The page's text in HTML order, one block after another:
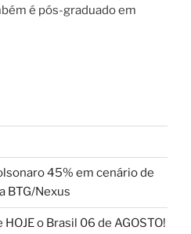
é pós-graduado em
45% em cenário de
BTG/Nexus
o Brasil 06 de AGOSTO!